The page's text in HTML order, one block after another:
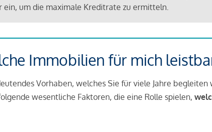
ein, um die maximale Kreditrate zu ermitteln.
Immobilien für mich
Vorhaben, welches Sie für viele Jahre
wesentliche Faktoren, die eine Rolle spielen,